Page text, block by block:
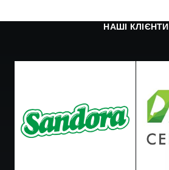
НАШІ КЛІЄНТИ